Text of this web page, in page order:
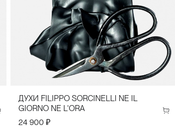
ДУХИ FILIPPO SORCINELLI NE IL
GIORNO NE L'ORA
24 900 ₽